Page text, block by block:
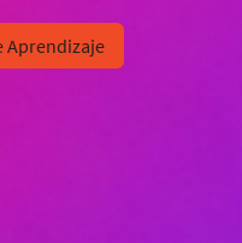
Aprendizaje